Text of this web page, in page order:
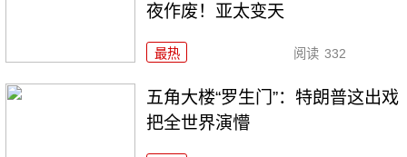
夜作废！亚太变天
最热 阅读 332
五角大楼“罗生门”：特朗普这出戏
把全世界演懵